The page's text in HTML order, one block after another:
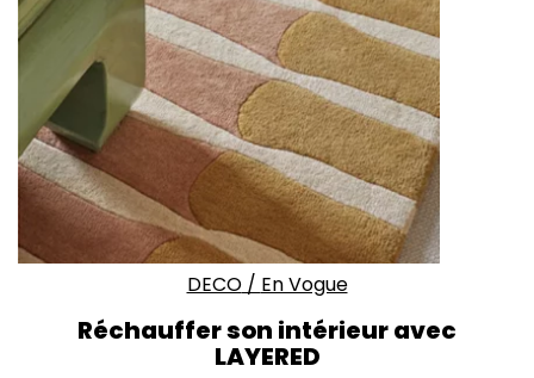
DECO/ En Vogue
Réchauffer son intérieur avec
LAYERED